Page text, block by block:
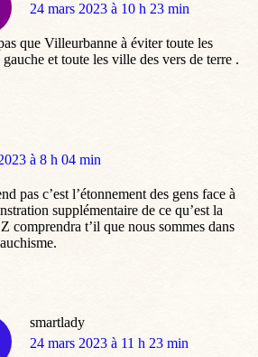
dit
24 mars 2023 à 10 h 23 min
que Villeurbanne à éviter toute les
et toute les ville des vers de terre .
à 8 h 04 min
pas c’est l’étonnement des gens face à
supplémentaire de ce qu’est la
comprendra t’il que nous sommes dans
smartlady
dit
24 mars 2023 à 11 h 23 min